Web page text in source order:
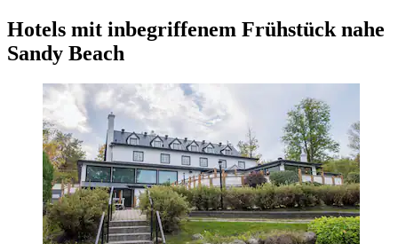
Hotels mit inbegriffenem Frühstück nahe
Sandy Beach